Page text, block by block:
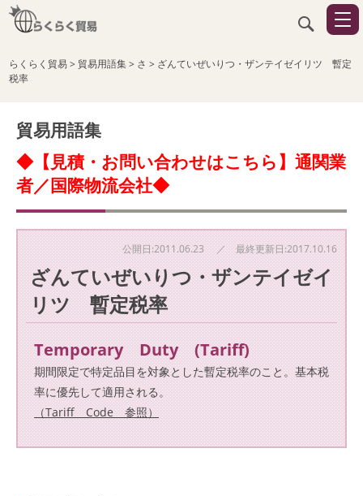
らくらく貿易> 貿易用語集> さ > ざんていぜいりつ・ザンテイゼイリツ 暫定
税率
貿易用語集
◆【見積・お問い合わせはこちら】通関業
者／国際物流会社◆
公開日:2011.06.23 ／ 最終更新日:2017.10.16
ざんていぜいりつ・ザンテイゼイ
リツ 暫定税率
Temporary Duty (Tariff)
期間限定で特定品目を対象とした暫定税率のこと。基本税
率に優先して適用される。
（Tariff Code 参照）